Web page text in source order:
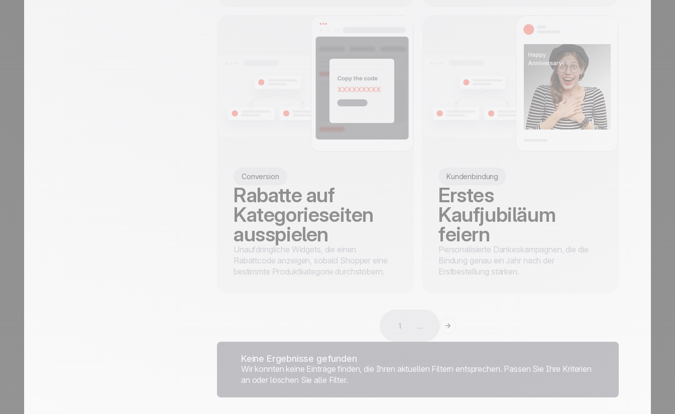
Conversion
Rabatte auf
Kategorieseiten
ausspielen
Unaufdringliche Widgets, die einen
Rabattcode anzeigen, sobald Shopper eine
bestimmte Produktkategorie durchstöbern.
Kundenbindung
Erstes
Kaufjubiläum
feiern
Personalisierte Dankeskampagnen, die die
Bindung genau ein Jahr nach der
Erstbestellung stärken.
1 ...
Keine Ergebnisse gefunden
Wir konnten keine Einträge finden, die Ihren aktuellen Filtern entsprechen. Passen Sie Ihre Kriterien
an oder löschen Sie alle Filter.